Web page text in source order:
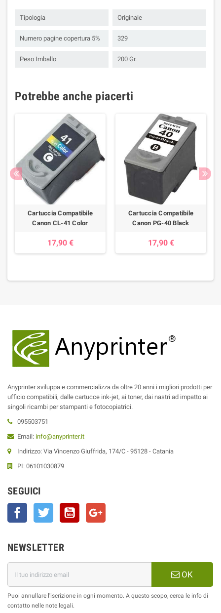
Tipologia Originale
Numero pagine copertura 5% 329
Peso Imballo 200 Gr.
Potrebbe anche piacerti
Cartuccia Compatibile
Canon CL-41 Color
17,90 €
Cartuccia Compatibile
Canon PG-40 Black
17,90 €
Anyprinter sviluppa e commercializza da oltre 20 anni i migliori prodotti per
ufficio compatibili, dalle cartucce ink-jet, ai toner, dai nastri ad impatto ai
singoli ricambi per stampanti e fotocopiatrici.
095503751
Email: info@anyprinter.it
Indirizzo: Via Vincenzo Giuffrida, 174/C - 95128 - Catania
PI: 06101030879
SEGUICI
Facebook Twitter YouTube
NEWSLETTER
OK
Puoi annullare l'iscrizione in ogni momento. A questo scopo, cerca le info di
contatto nelle note legali.